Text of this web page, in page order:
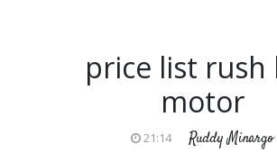
price list rush
motor
21:14 Ruddy Minargo